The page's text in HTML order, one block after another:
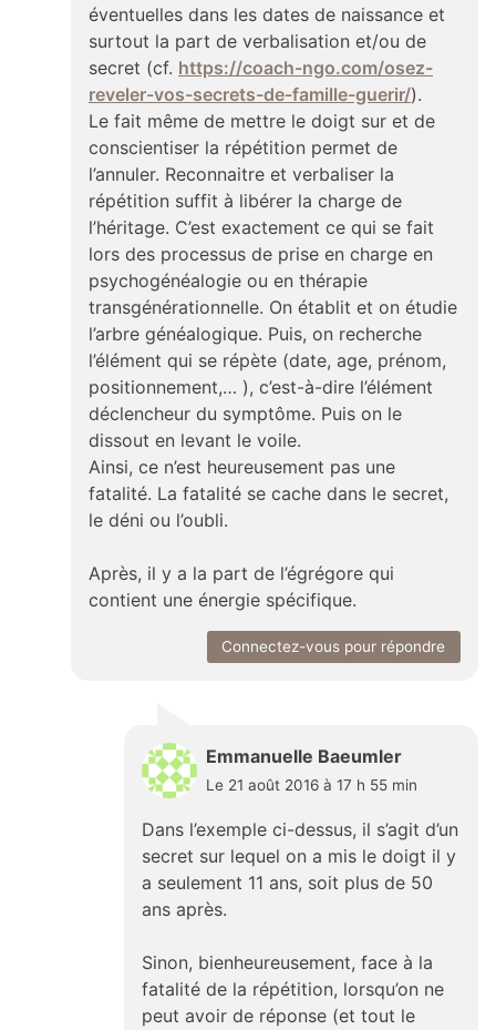
éventuelles dans les dates de naissance et
surtout la part de verbalisation et/ou de
secret (cf. https://coach-ngo.com/osez-
reveler-vos-secrets-de-famille-guerir/).
Le fait même de mettre le doigt sur et de
conscientiser la répétition permet de
l’annuler. Reconnaitre et verbaliser la
répétition suffit à libérer la charge de
l’héritage. C’est exactement ce qui se fait
lors des processus de prise en charge en
psychogénéalogie ou en thérapie
transgénérationnelle. On établit et on étudie
l’arbre généalogique. Puis, on recherche
l’élément qui se répète (date, age, prénom,
positionnement,… ), c’est-à-dire l’élément
déclencheur du symptôme. Puis on le
dissout en levant le voile.
Ainsi, ce n’est heureusement pas une
fatalité. La fatalité se cache dans le secret,
le déni ou l’oubli.
Après, il y a la part de l’égrégore qui
contient une énergie spécifique.
Connectez-vous pour répondre
Emmanuelle Baeumler
Le 21 août 2016 à 17 h 55 min
Dans l’exemple ci-dessus, il s’agit d’un
secret sur lequel on a mis le doigt il y
a seulement 11 ans, soit plus de 50
ans après.
Sinon, bienheureusement, face à la
fatalité de la répétition, lorsqu’on ne
peut avoir de réponse (et tout le